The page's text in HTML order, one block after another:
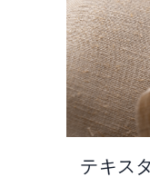
テキス